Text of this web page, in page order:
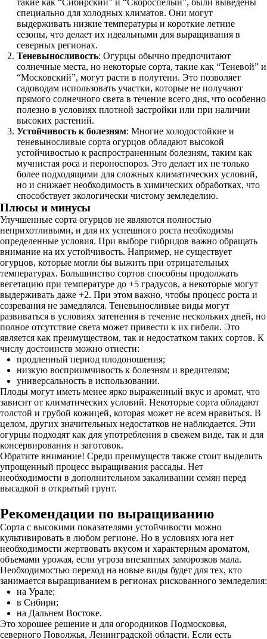
такие как “Сибирский” и “Скороспелый”, были выведены
специально для холодных климатов. Они могут
выдерживать низкие температуры и короткие летние
сезоны, что делает их идеальными для выращивания в
северных регионах.
Теневыносливость: Огурцы обычно предпочитают
солнечные места, но некоторые сорта, такие как “Теневой” и
“Московский”, могут расти в полутени. Это позволяет
садоводам использовать участки, которые не получают
прямого солнечного света в течение всего дня, что особенно
полезно в условиях плотной застройки или при наличии
высоких растений.
Устойчивость к болезням: Многие холодостойкие и
теневыносливые сорта огурцов обладают высокой
устойчивостью к распространенным болезням, таким как
мучнистая роса и пероноспороз. Это делает их не только
более подходящими для сложных климатических условий,
но и снижает необходимость в химических обработках, что
способствует экологически чистому земледелию.
Плюсы и минусы
Улучшенные сорта огурцов не являются полностью
неприхотливыми, и для их успешного роста необходимы
определенные условия. При выборе гибридов важно обращать
внимание на их устойчивость. Например, не существует
огурцов, которые могли бы выжить при отрицательных
температурах. Большинство сортов способны продолжать
вегетацию при температуре до +5 градусов, а некоторые могут
выдерживать даже +2. При этом важно, чтобы процесс роста и
созревания не замедлялся. Теневыносливые виды могут
развиваться в условиях затенения в течение нескольких дней, но
полное отсутствие света может привести к их гибели. Это
является как преимуществом, так и недостатком таких сортов. К
числу достоинств можно отнести:
продленный период плодоношения;
низкую восприимчивость к болезням и вредителям;
универсальность в использовании.
Плоды могут иметь менее ярко выраженный вкус и аромат, что
зависит от климатических условий. Некоторые сорта обладают
толстой и грубой кожицей, которая может не всем нравиться. В
целом, других значительных недостатков не наблюдается. Эти
огурцы подходят как для употребления в свежем виде, так и для
консервирования и заготовок.
Обратите внимание! Среди преимуществ также стоит выделить
упрощенный процесс выращивания рассады. Нет
необходимости в дополнительном закаливании семян перед
высадкой в открытый грунт.
Рекомендации по выращиванию
Сорта с высокими показателями устойчивости можно
культивировать в любом регионе. Но в условиях юга нет
необходимости жертвовать вкусом и характерным ароматом,
объемами урожая, если угроза внезапных заморозков мала.
Необходимостью переход на новые виды будет для тех, кто
занимается выращиванием в регионах рискованного земледелия:
на Урале;
в Сибири;
на Дальнем Востоке.
Это хорошее решение и для огородников Подмосковья,
северного Поволжья, Ленинградской области. Если есть